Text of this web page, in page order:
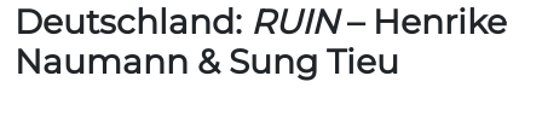
Deutschland: RUIN– Henrike
Naumann & Sung Tieu